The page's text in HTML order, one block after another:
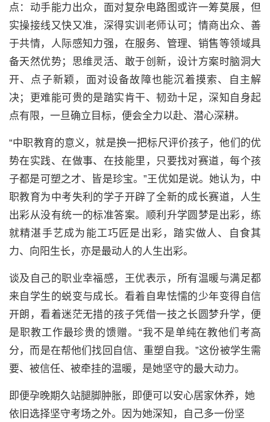
点：动手能力出众，面对复杂电路图或许一筹莫展，但
实操接线又快又准，深得实训老师认可；情商出众、善
于共情，人际感知力强，在服务、管理、销售等领域具
备天然优势；思维灵活、敢于创新，设计方案时脑洞大
开、点子新颖，面对设备故障也能沉着摸索、自主解
决；更难能可贵的是踏实肯干、韧劲十足，深知自身起
点有限，一旦确立目标，便会全力以赴、潜心深耕。
“中职教育的意义，就是换一把标尺评价孩子，他们的优
势在实践、在做事、在技能里，只要找对赛道，每个孩
子都是可塑之才、皆是珍宝。”王优如是说。她认为，中
职教育为中考失利的学子开辟了全新的成长赛道，人生
出彩从没有统一的标准答案。顺利升学圆梦是出彩，练
就精湛手艺成为能工巧匠是出彩，踏实做人、自食其
力、向阳生长，亦是最动人的人生出彩。
谈及自己的职业幸福感，王优表示，所有温暖与满足都
来自学生的蜕变与成长。看着自卑怯懦的少年变得自信
开朗，看着迷茫无措的孩子凭借一技之长圆梦升学，便
是职教工作最珍贵的馈赠。“我不是单纯在教他们考高
分，而是在帮他们找回自信、重塑自我。”这份被学生需
要、被信任、被牵挂的温暖，是她坚守的最大动力。
即便孕晚期久站腿脚肿胀，即便可以安心居家休养，她
依旧选择坚守考场之外。因为她深知，自己多一份坚